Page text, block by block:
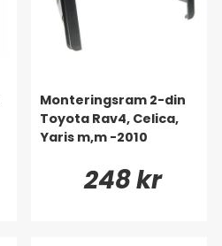
Monteringsram 2-din
Toyota Rav4, Celica,
Yaris m,m -2010
248 kr